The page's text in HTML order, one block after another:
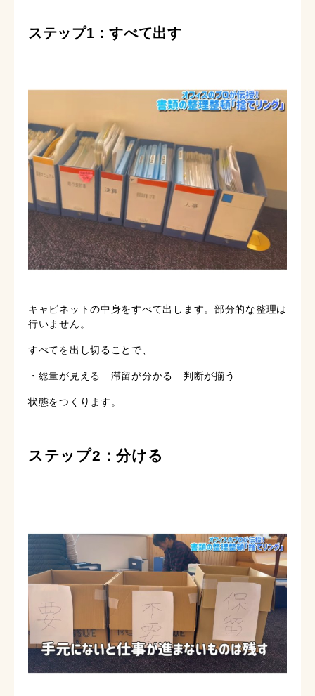
ステップ1：すべて出す
キャビネットの中身をすべて出します。部分的な整理は
行いません。
すべてを出し切ることで、
・総量が見える 滞留が分かる 判断が揃う
状態をつくります。
ステップ2：分ける